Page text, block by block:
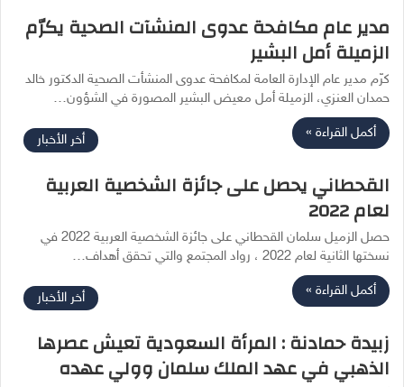
مدير عام مكافحة عدوى المنشآت الصحية يكرّم
الزميلة أمل البشير
كرّم مدير عام الإدارة العامة لمكافحة عدوى المنشأت الصحية الدكتور خالد
حمدان العنزي، الزميلة أمل معيض البشير المصورة في الشؤون…
أكمل القراءة » أخر الأخبار
القحطاني يحصل على جائزة الشخصية العربية
لعام 2022
حصل الزميل سلمان القحطاني على‫ جائزة الشخصية العربية 2022‬ في
نسختها الثانية لعام 2022 ، ‫رواد المجتمع‬ والتي تحقق أهداف…
أكمل القراءة » أخر الأخبار
زبيدة حمادنة : المرأة السعودية تعيش عصرها
الذهبي في عهد الملك سلمان وولي عهده